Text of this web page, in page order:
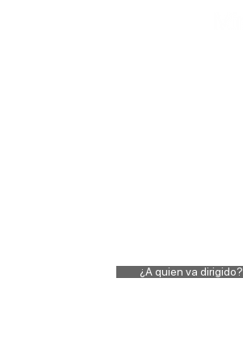
¿A quien va dirigido?